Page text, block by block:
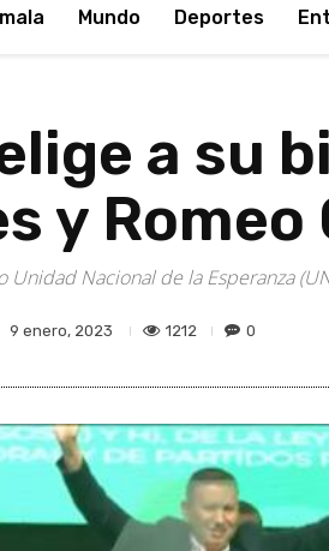
Mundo Deportes
a su
y
Nacional de la Esperanza
9 enero, 2023 1212 0